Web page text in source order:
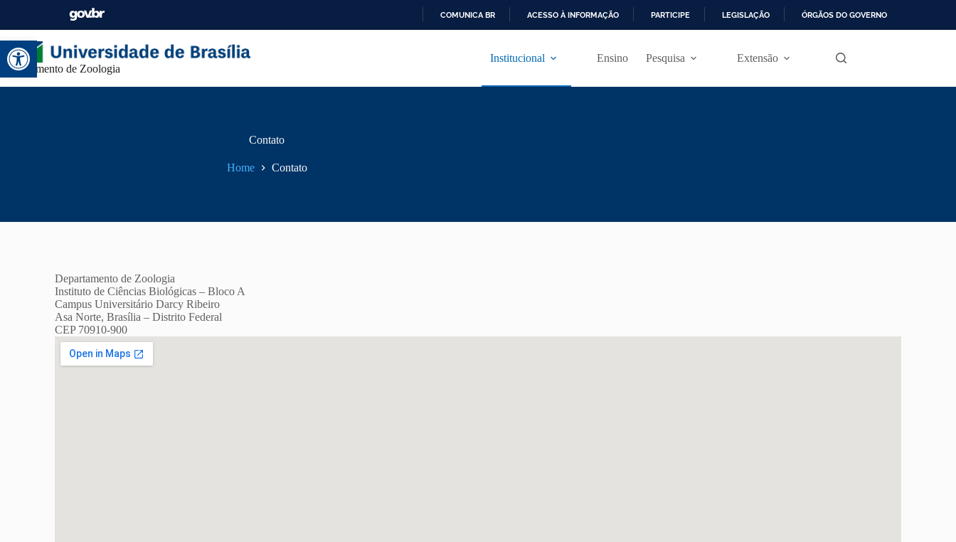
Abrir a barra de ferramentas
R
COMUNICA BR ACESSO À INFORMAÇÃO PARTICIPE LEGISLAÇÃO ÓRGÃOS DO GOVERNO
Departamento de Zoologia
Institucional Ensino Pesquisa Extensão
Contato
Home Contato
Departamento de Zoologia
Instituto de Ciências Biológicas – Bloco A
Campus Universitário Darcy Ribeiro
Asa Norte, Brasília – Distrito Federal
CEP 70910-900